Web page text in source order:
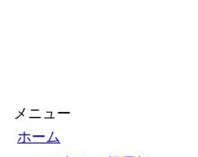
メニュー
ホーム